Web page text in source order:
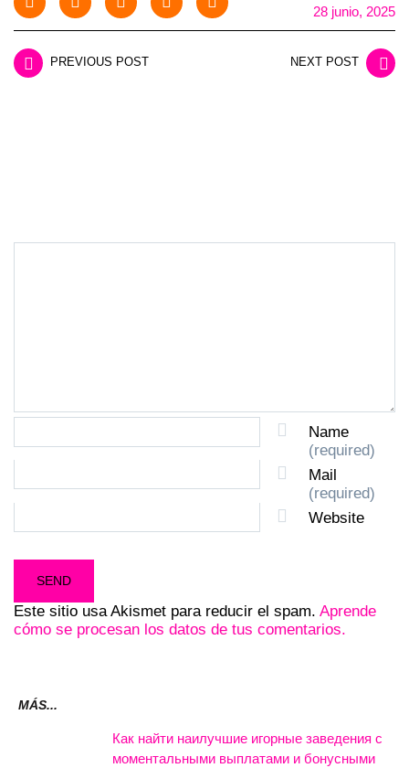
28 junio, 2025
PREVIOUS POST NEXT POST
Name
(required)
Mail
(required)
Website
Este sitio usa Akismet para reducir el spam. Aprende
cómo se procesan los datos de tus comentarios.
MÁS...
Как найти наилучшие игорные заведения с
моментальными выплатами и бонусными